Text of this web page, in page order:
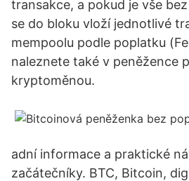
transakce, a pokud je vše
se do bloku vloží jednotlivé
mempoolu podle poplatku
naleznete také v peněžence
kryptoměnou.
adní informace a praktické
začátečníky. BTC, Bitcoin,